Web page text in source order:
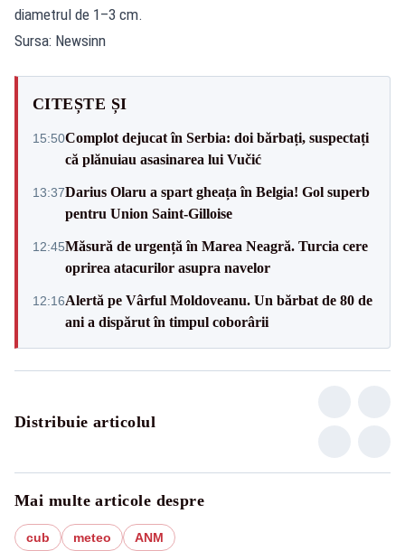
diametrul de 1–3 cm.
Sursa: Newsinn
CITEȘTE ȘI
15:50Complot dejucat în Serbia: doi bărbați, suspectați
că plănuiau asasinarea lui Vučić
13:37Darius Olaru a spart gheața în Belgia! Gol superb
pentru Union Saint-Gilloise
12:45Măsură de urgență în Marea Neagră. Turcia cere
oprirea atacurilor asupra navelor
12:16Alertă pe Vârful Moldoveanu. Un bărbat de 80 de
ani a dispărut în timpul coborârii
Distribuie articolul
Mai multe articole despre
cub meteo ANM